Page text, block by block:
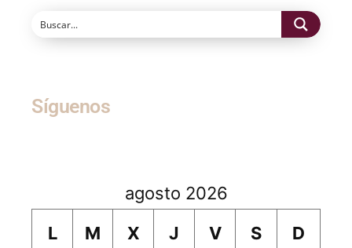
Síguenos
agosto 2026
L
M X J V S D